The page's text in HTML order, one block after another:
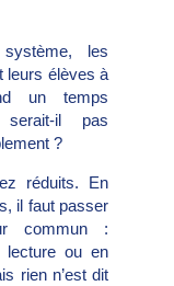
les
leurs élèves à
un temps
il pas
?
réduits. En
il faut passer
commun :
lecture ou en
rien n’est dit